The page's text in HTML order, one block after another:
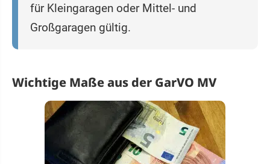
für Kleingaragen oder Mittel- und
Großgaragen gültig.
Wichtige Maße aus der GarVO MV